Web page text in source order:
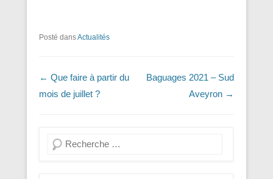
Posté dansActualités
Navigation dans les articles
← Que faire à partir du
mois de juillet ?
Baguages 2021 – Sud
Aveyron →
Recherche